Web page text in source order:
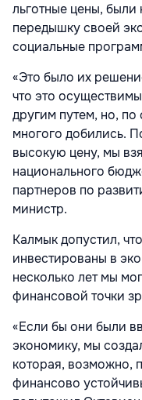
льготные цены,
передышку своей
социальные
«Это было их
что это
другим путем, но,
многого добились.
высокую цену, мы
национального
партнеров по
министр.
Калмык допустил,
инвестированы в
несколько лет мы
финансовой точки
«Если бы они были
экономику, мы
которая, возможно,
финансово